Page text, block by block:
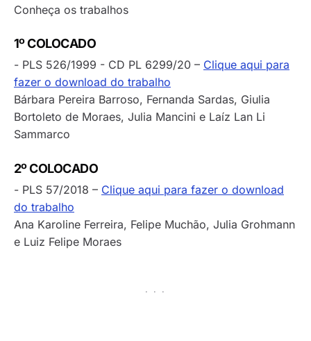
Conheça os trabalhos
1º COLOCADO
- PLS 526/1999 - CD PL 6299/20 – Clique aqui para
fazer o download do trabalho
Bárbara Pereira Barroso, Fernanda Sardas, Giulia
Bortoleto de Moraes, Julia Mancini e Laíz Lan Li
Sammarco
2º COLOCADO
- PLS 57/2018 – Clique aqui para fazer o download
do trabalho
Ana Karoline Ferreira, Felipe Muchão, Julia Grohmann
e Luiz Felipe Moraes
· · ·